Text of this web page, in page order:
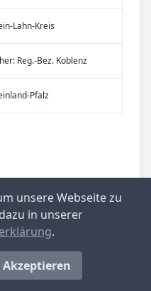
Lahn-Kreis
Reg.-Bez. Koblenz
Pfalz
unsere Webseite zu
in unserer
.
Akzeptieren